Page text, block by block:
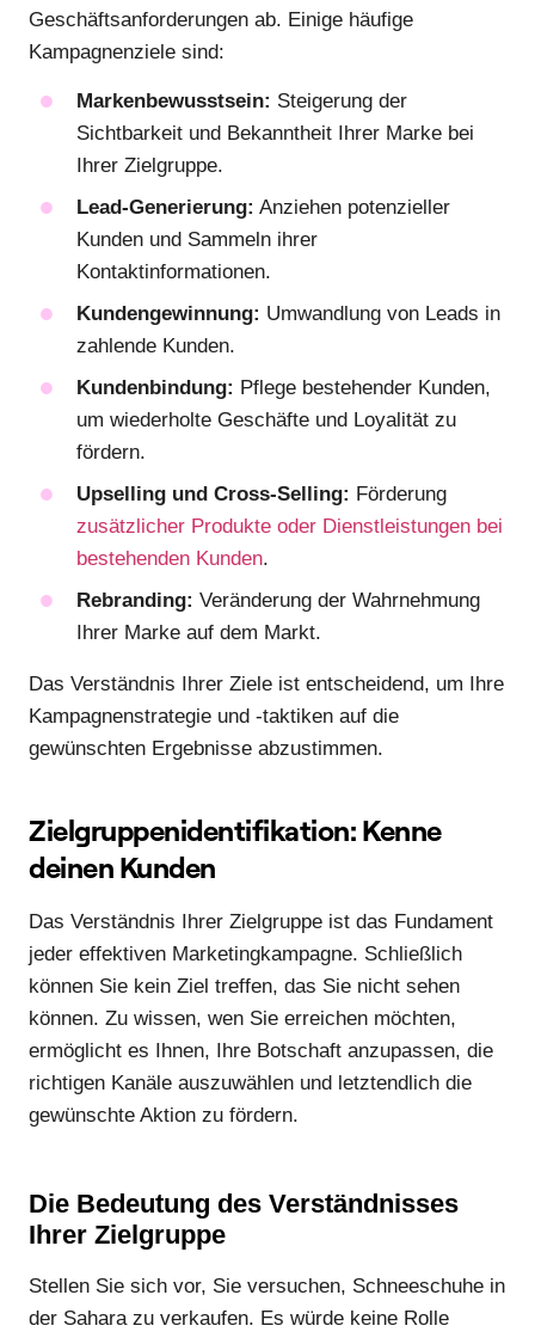
Geschäftsanforderungen ab. Einige häufige
Kampagnenziele sind:
Markenbewusstsein: Steigerung der
Sichtbarkeit und Bekanntheit Ihrer Marke bei
Ihrer Zielgruppe.
Lead-Generierung: Anziehen potenzieller
Kunden und Sammeln ihrer
Kontaktinformationen.
Kundengewinnung: Umwandlung von Leads in
zahlende Kunden.
Kundenbindung: Pflege bestehender Kunden,
um wiederholte Geschäfte und Loyalität zu
fördern.
Upselling und Cross-Selling: Förderung
zusätzlicher Produkte oder Dienstleistungen bei
bestehenden Kunden.
Rebranding: Veränderung der Wahrnehmung
Ihrer Marke auf dem Markt.
Das Verständnis Ihrer Ziele ist entscheidend, um Ihre
Kampagnenstrategie und -taktiken auf die
gewünschten Ergebnisse abzustimmen.
Zielgruppenidentifikation: Kenne
deinen Kunden
Das Verständnis Ihrer Zielgruppe ist das Fundament
jeder effektiven Marketingkampagne. Schließlich
können Sie kein Ziel treffen, das Sie nicht sehen
können. Zu wissen, wen Sie erreichen möchten,
ermöglicht es Ihnen, Ihre Botschaft anzupassen, die
richtigen Kanäle auszuwählen und letztendlich die
gewünschte Aktion zu fördern.
Die Bedeutung des Verständnisses
Ihrer Zielgruppe
Stellen Sie sich vor, Sie versuchen, Schneeschuhe in
der Sahara zu verkaufen. Es würde keine Rolle